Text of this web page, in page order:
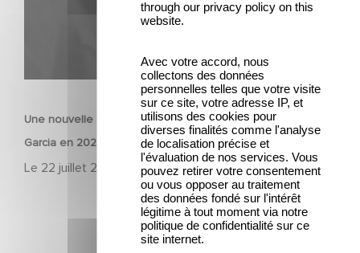
FILM
Une nouvelle comédie avec Baptiste Lecaplain et José
Garcia en 2027 !
Le 22 juillet 2026
through our privacy policy on this
website.
Avec votre accord, nous
collectons des données
personnelles telles que votre visite
sur ce site, votre adresse IP, et
utilisons des cookies pour
diverses finalités comme l'analyse
de localisation précise et
l'évaluation de nos services. Vous
pouvez retirer votre consentement
ou vous opposer au traitement
des données fondé sur l'intérêt
légitime à tout moment via notre
politique de confidentialité sur ce
site internet.